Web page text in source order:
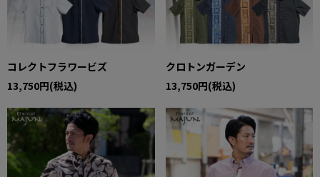
コレクトフラワービズ
13,750円(税込)
クロトンガーデン
13,750円(税込)